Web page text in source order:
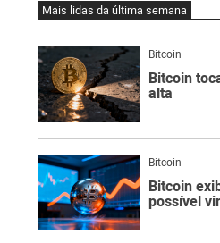
Mais lidas da última semana
Bitcoin
Bitcoin
alta
Bitcoin
Bitcoin
possível